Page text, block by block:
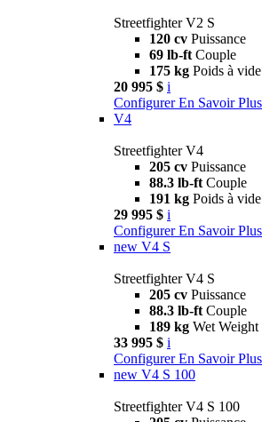
Streetfighter V2 S
120 cv Puissance
69 lb-ft Couple
175 kg Poids à
20 995 $ i
Configurer En Savoir Plus
V4
Streetfighter V4
205 cv Puissance
88.3 lb-ft Couple
191 kg Poids à
29 995 $ i
Configurer En Savoir Plus
new V4 S
Streetfighter V4 S
205 cv Puissance
88.3 lb-ft Couple
189 kg Wet
33 995 $ i
Configurer En Savoir Plus
new V4 S 100
Streetfighter V4 S 100